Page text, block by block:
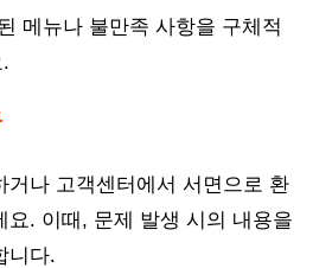
메뉴나 불만족 사항을 구체적
거나 고객센터에서 서면으로 환
요. 이때, 문제 발생 시의 내용을
니다.